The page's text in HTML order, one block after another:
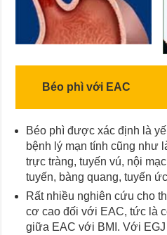
Béo phì với EAC
Béo phì được xác định là
bệnh lý mạn tính cũng như
trực tràng, tuyến vú, nội
tuyến, bàng quang, tuyến
Rất nhiều nghiên cứu cho
cơ cao đối với EAC, tức là
giữa EAC với BMI. Với